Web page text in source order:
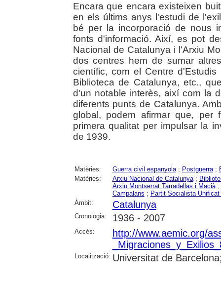
Encara que encara existeixen
en els últims anys l'estudi de
bé per la incorporació de nous
fonts d'informació. Així, es pot
Nacional de Catalunya i l'Arxiu
dos centres hem de sumar
científic, com el Centre d'Estudis
Biblioteca de Catalunya, etc.,
d'un notable interès, així com la
diferents punts de Catalunya.
global, podem afirmar que, per
primera qualitat per impulsar la
de 1939.
Matèries: Guerra civil espanyola; Postguerra;
Matèries:
Arxiu Nacional de Catalunya;
Arxiu Montserrat Tarradellas i Macià;
Campalans ; Partit Socialista
Àmbit:
Catalunya
Cronologia: 1936 - 2007
Accés:
http://www.aemic.org/
Localització: Universitat de